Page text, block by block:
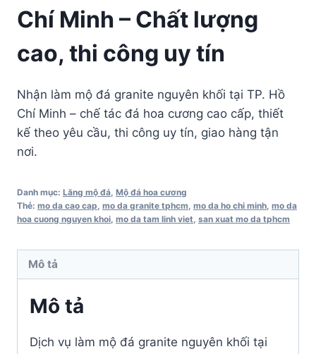
Chí Minh – Chất lượng
cao, thi công uy tín
Nhận làm mộ đá granite nguyên khối tại TP. Hồ
Chí Minh – chế tác đá hoa cương cao cấp, thiết
kế theo yêu cầu, thi công uy tín, giao hàng tận
nơi.
Danh mục: Lăng mộ đá, Mộ đá hoa cương
Thẻ: mo da cao cap, mo da granite tphcm, mo da ho chi minh, mo da
hoa cuong nguyen khoi, mo da tam linh viet, san xuat mo da tphcm
Mô tả
Mô tả
Dịch vụ làm mộ đá granite nguyên khối tại